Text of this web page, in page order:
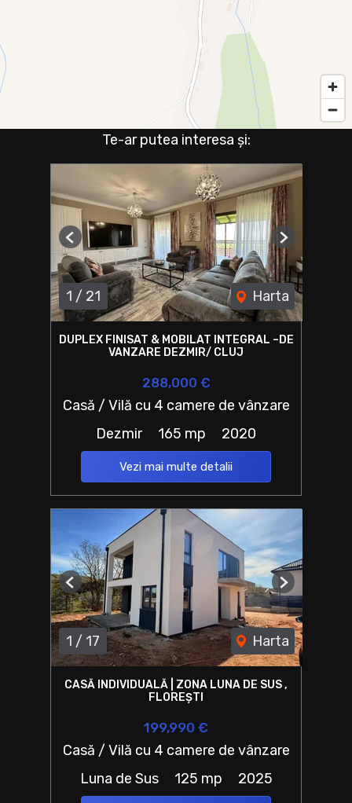
Te-ar putea interesa și:
1 / 21 Harta
Previous Next
DUPLEX FINISAT & MOBILAT INTEGRAL –DE
VANZARE DEZMIR/ CLUJ
288,000 €
Casă / Vilă cu 4 camere de vânzare
Dezmir
165 mp 2020
Vezi mai multe detalii
1 / 17 Harta
Previous Next
CASĂ INDIVIDUALĂ | ZONA LUNA DE SUS ,
FLOREȘTI
199,990 €
Casă / Vilă cu 4 camere de vânzare
Luna de Sus
125 mp 2025